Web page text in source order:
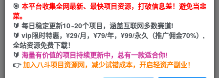
您暂无购买权限，请先开通会员
开通会员
🎯 本平台收集全网最新、最快项目资源，打破信息差！避免当韭
菜。
🔰 每日稳定更新10~20个项目，涵盖互联网多数赛道!
🔰 vip限时特惠，¥29/月，¥79/年，¥99/永久（推广佣金70%）,
全站资源免费下载！
🔰 海量有价值的项目持续更新中，总有一款适合你!
👉加入八斗项目资源网，减少试错成本，开启轻资产副业！